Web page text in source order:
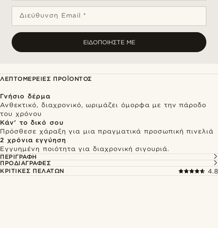
Διεύθυνση Email *
ΕΙΔΟΠΟΙΉΣΤΕ ΜΕ
ΛΕΠΤΟΜΈΡΕΙΕΣ ΠΡΟΪΌΝΤΟΣ
Γνήσιο δέρμα
Ανθεκτικό, διαχρονικό, ωριμάζει όμορφα με την πάροδο
του χρόνου
Κάν' το δικό σου
Πρόσθεσε χάραξη για μια πραγματικά προσωπική πινελιά
2 χρόνια εγγύηση
Εγγυημένη ποιότητα για διαχρονική σιγουριά.
ΠΕΡΙΓΡΑΦΉ
ΠΡΟΔΙΑΓΡΑΦΈΣ
ΚΡΙΤΙΚΈΣ ΠΕΛΑΤΏΝ
4.8